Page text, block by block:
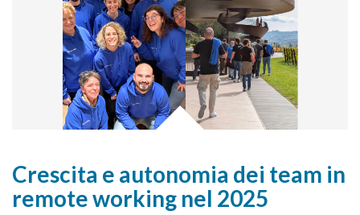
Crescita e autonomia dei team in
remote working nel 2025